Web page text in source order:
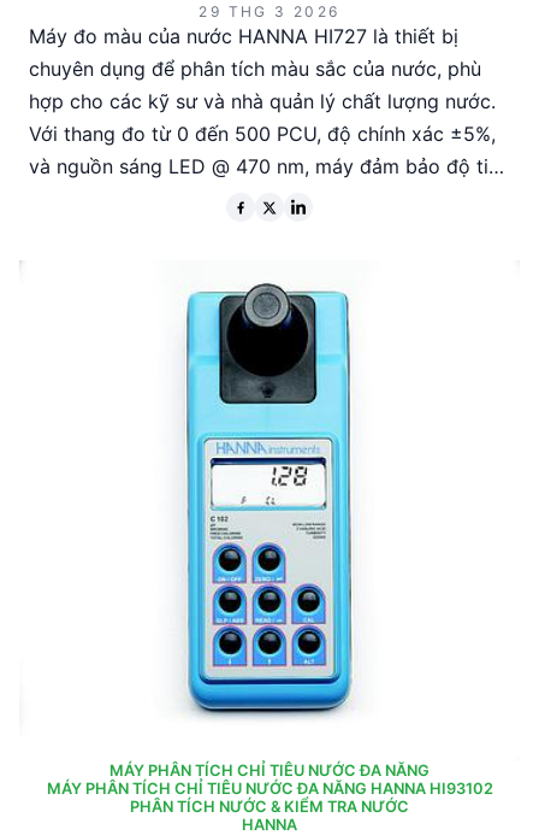
29 THG 3 2026
Máy đo màu của nước HANNA HI727 là thiết bị
chuyên dụng để phân tích màu sắc của nước, phù
hợp cho các kỹ sư và nhà quản lý chất lượng nước.
Với thang đo từ 0 đến 500 PCU, độ chính xác ±5%,
và nguồn sáng LED @ 470 nm, máy đảm bảo độ tin
cậy cao trong các ứng dụng thực tế. Sản phẩm có
MÁY PHÂN TÍCH CHỈ TIÊU NƯỚC ĐA NĂNG
MÁY PHÂN TÍCH CHỈ TIÊU NƯỚC ĐA NĂNG HANNA HI93102
PHÂN TÍCH NƯỚC & KIỂM TRA NƯỚC
HANNA